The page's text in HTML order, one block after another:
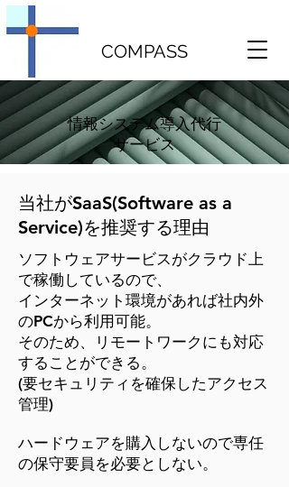
COMPASS
​情報システム導入代行
サービス
当社が​SaaS(Software as a
Service)を推奨する理由
ソフトウェアサービスがクラウド上
で稼働しているので、
インターネット環境があれば社内外
のPCから利用可能。
そのため、リモートワークにも対応
することができる。
(要セキュリティを確保したアクセス
管理)
ハードウェアを購入しないので専任
の保守要員を必要としない。